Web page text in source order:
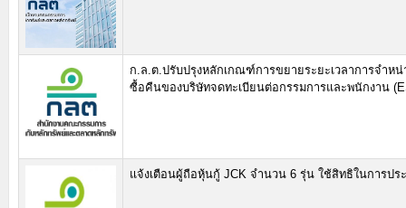
ก.ล.ต.ปรับปรุงหลักเกณฑ์การขยายระยะเวลาการจำห
ซื้อคืนของบริษัทจดทะเบียนต่อกรรมการและพนักงาน
แจ้งเตือนผู้ถือหุ้นกู้ JCK จำนวน 6 รุ่น ใช้สิทธิในการป